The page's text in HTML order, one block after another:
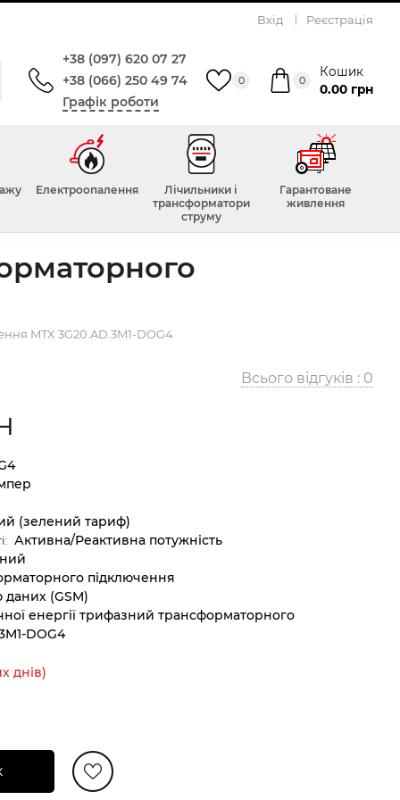
Вхід Реєстрація
+38 (097) 620 07 27
+38 (066) 250 49 74
Графік роботи
0 0
Кошик
0.00 грн
Електроопалення
Лічильники і
трансформатори
струму
Гарантоване
живлення
MTX 3G20.AD.3M1-DOG4
Всього відгуків : 0
(зелений тариф)
Активна/Реактивна потужність
підключення
(GSM)
енергії трифазний трансформаторного
DOG4
днів)